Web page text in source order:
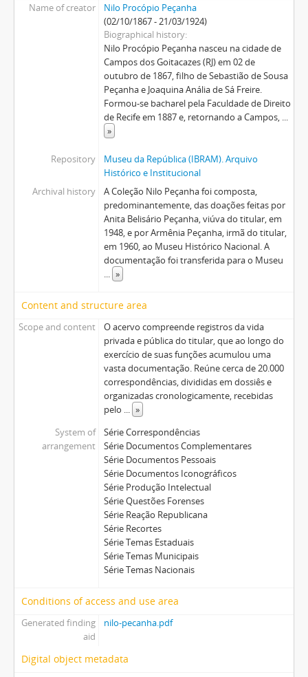
Name of creator
Nilo Procópio Peçanha
(02/10/1867 - 21/03/1924)
Biographical history
Nilo Procópio Peçanha nasceu na cidade de
Campos dos Goitacazes (RJ) em 02 de
outubro de 1867, filho de Sebastião de Sousa
Peçanha e Joaquina Anália de Sá Freire.
Formou-se bacharel pela Faculdade de Direito
de Recife em 1887 e, retornando a Campos,
»
Repository
Museu da República (IBRAM). Arquivo
Histórico e Institucional
Archival history
A Coleção Nilo Peçanha foi composta,
predominantemente, das doações feitas por
Anita Belisário Peçanha, viúva do titular, em
1948, e por Armênia Peçanha, irmã do titular,
em 1960, ao Museu Histórico Nacional. A
documentação foi transferida para o Museu
»
Content and structure area
Scope and content
O acervo compreende registros da vida
privada e pública do titular, que ao longo do
exercício de suas funções acumulou uma
vasta documentação. Reúne cerca de 20.000
correspondências, divididas em dossiês e
organizadas cronologicamente, recebidas
pelo
»
System of
arrangement
Série Correspondências
Série Documentos Complementares
Série Documentos Pessoais
Série Documentos Iconográficos
Série Produção Intelectual
Série Questões Forenses
Série Reação Republicana
Série Recortes
Série Temas Estaduais
Série Temas Municipais
Série Temas Nacionais
Conditions of access and use area
Generated finding
aid
nilo-pecanha.pdf
Digital object metadata